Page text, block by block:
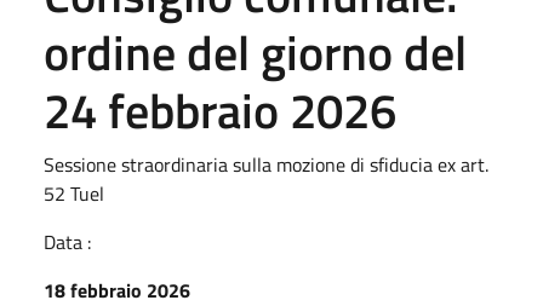
ordine del giorno del
24 febbraio 2026
Sessione straordinaria sulla mozione di sfiducia ex art.
52 Tuel
Data :
18 febbraio 2026